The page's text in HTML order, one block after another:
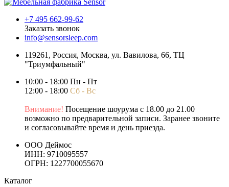
+7 495 662-99-62
Заказать звонок
info@sensorsleep.com
119261, Россия, Москва, ул. Вавилова, 66, ТЦ
"Триумфальный"
10:00 - 18:00 Пн - Пт
12:00 - 18:00 Сб - Вс
Внимание! Посещение шоурума с 18.00 до 21.00
возможно по предварительной записи. Заранее звоните
и согласовывайте время и день приезда.
ООО Деймос
ИНН: 9710095557
ОГРН: 1227700055670
Каталог